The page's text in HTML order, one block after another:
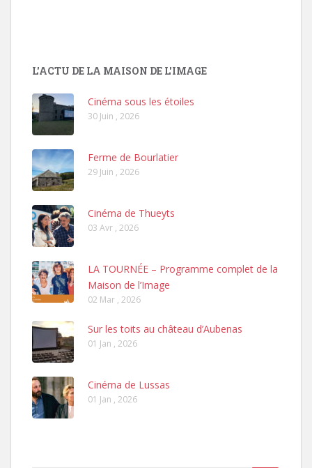
L'ACTU DE LA MAISON DE L'IMAGE
Cinéma sous les étoiles
30 Juin , 2026
Ferme de Bourlatier
29 Juin , 2026
Cinéma de Thueyts
03 Avr , 2026
LA TOURNÉE – Programme complet de la
Maison de l’Image
02 Mar , 2026
Sur les toits au château d’Aubenas
01 Jan , 2026
Cinéma de Lussas
01 Jan , 2026